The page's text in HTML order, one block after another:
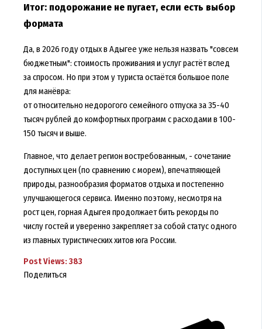
Итог: подорожание не пугает, если есть выбор
формата
Да, в 2026 году отдых в Адыгее уже нельзя назвать "совсем
бюджетным": стоимость проживания и услуг растёт вслед
за спросом. Но при этом у туриста остаётся большое поле
для манёвра:
от относительно недорогого семейного отпуска за 35-40
тысяч рублей до комфортных программ с расходами в 100-
150 тысяч и выше.
Главное, что делает регион востребованным, - сочетание
доступных цен (по сравнению с морем), впечатляющей
природы, разнообразия форматов отдыха и постепенно
улучшающегося сервиса. Именно поэтому, несмотря на
рост цен, горная Адыгея продолжает бить рекорды по
числу гостей и уверенно закрепляет за собой статус одного
из главных туристических хитов юга России.
Post Views: 383
Поделиться